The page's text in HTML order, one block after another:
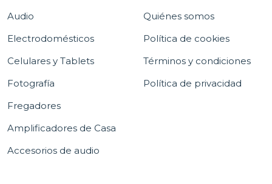
Audio
Electrodomésticos
Celulares y Tablets
Fotografía
Fregadores
Amplificadores de Casa
Accesorios de audio
Quiénes somos
Política de cookies
Términos y condiciones
Política de privacidad